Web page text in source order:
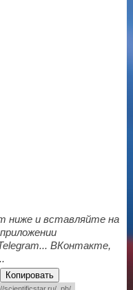
ниже и вставляйте на
ВКонтакте,
Копировать